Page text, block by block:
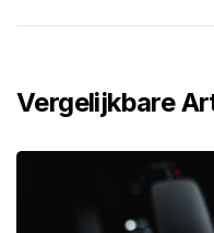
Vergelijkbare